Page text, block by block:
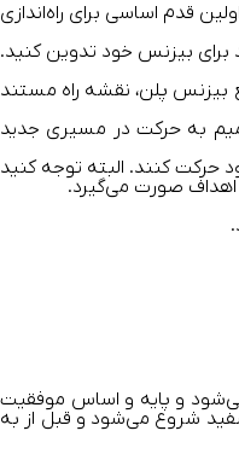
قدم اساسی برای راه‌اندازی
بیزنس خود تدوین کنید.
پلن، نقشه راه مستند
به حرکت در مسیری جدید
کنند. البته توجه کنید
اهداف صورت می‌گیرد.
و پایه و اساس موفقیت
شروع می‌شود و قبل از به